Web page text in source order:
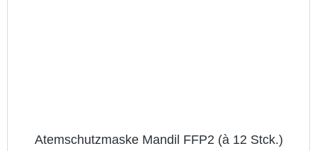
Atemschutzmaske Mandil FFP2 (à 12 Stck.)